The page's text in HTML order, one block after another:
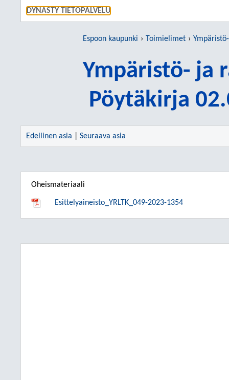
DYNASTY TIETOPALVELU
Espoon kaupunki Toimielimet
Ympäristö- ja
Pöytäkirja
Edellinen asia Seuraava asia
Oheismateriaali
Esittelyaineisto_YRLTK_049-2023-1354